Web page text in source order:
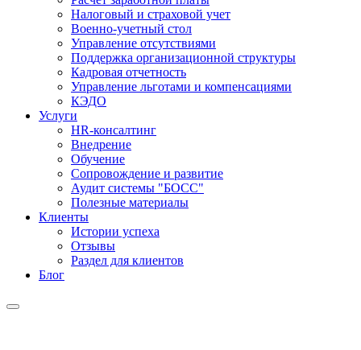
Налоговый и страховой учет
Военно-учетный стол
Управление отсутствиями
Поддержка организационной структуры
Кадровая отчетность
Управление льготами и компенсациями
КЭДО
Услуги
HR-консалтинг
Внедрение
Обучение
Сопровождение и развитие
Аудит системы "БОСС"
Полезные материалы
Клиенты
Истории успеха
Отзывы
Раздел для клиентов
Блог